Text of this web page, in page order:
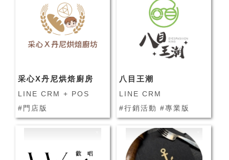
采心X丹尼烘焙廚房
LINE CRM + POS
#門店版
八目王潮
LINE CRM
#行銷活動 #專業版